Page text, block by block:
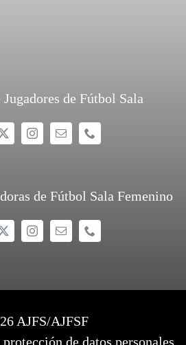
de Fútbol Sala
de Fútbol Sala Femenino
AJFS/AJFSF
de datos personales